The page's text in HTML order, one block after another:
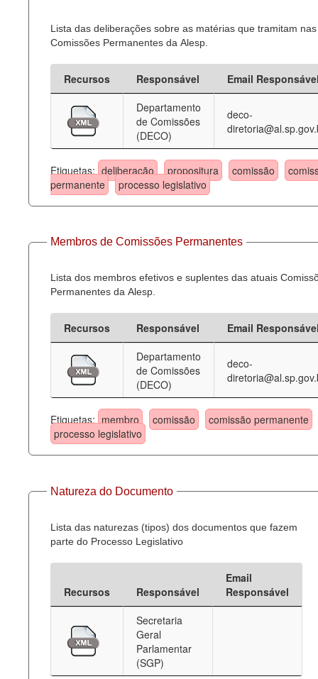
Lista das deliberações sobre as matérias que tramitam nas
Comissões Permanentes da Alesp.
Recursos Responsável
Email
Departamento
de Comissões
(DECO)
deco-
Etiquetas: deliberação propositura comissão
permanente
processo legislativo
Membros de Comissões Permanentes
Lista dos membros efetivos e suplentes das atuais
Permanentes da Alesp.
Recursos Responsável
Email
Departamento
de Comissões
(DECO)
deco-
Etiquetas: membro comissão
comissão permanente
processo legislativo
Natureza do Documento
Lista das naturezas (tipos) dos documentos que fazem
parte do Processo Legislativo
Recursos Responsável
Email
Responsável
Secretaria
Geral
Parlamentar
(SGP)